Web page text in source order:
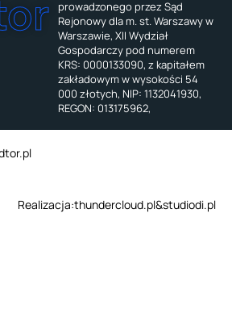
prowadzonego przez Sąd
Rejonowy dla m. st. Warszawy w
Warszawie, XII Wydział
Gospodarczy pod numerem
KRS: 0000133090, z kapitałem
zakładowym w wysokości 54
000 złotych, NIP: 1132041930,
REGON: 013175962,
studiodi.pl
&
thundercloud.pl
Realizacja: